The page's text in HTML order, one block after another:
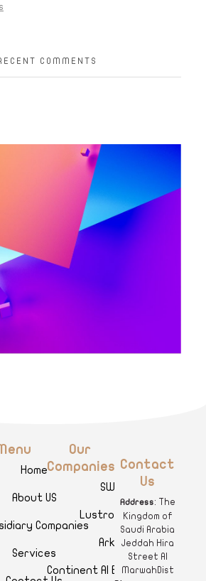
COMMENTS
Home
About US
Companies
Services
Our
Companies
SWAR
Lustro Clinics
Arkan
Continent Al Ertiqaa Hotel
Contact
Us
Address: The
Kingdom of
Saudi Arabia
Jeddah Hira
Street Al
MarwahDist